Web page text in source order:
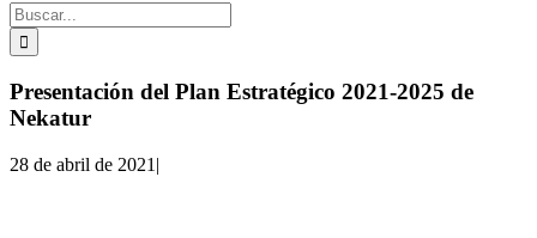
Buscar:
Presentación del Plan Estratégico 2021-2025 de
Nekatur
28 de abril de 2021 |